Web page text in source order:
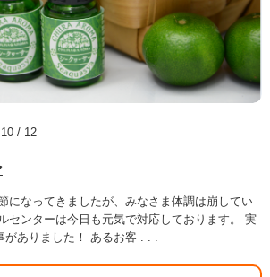
/ 12
になってきましたが、みなさま体調は崩してい
センターは今日も元気で対応しております。 実
がありました！ あるお客 . . .